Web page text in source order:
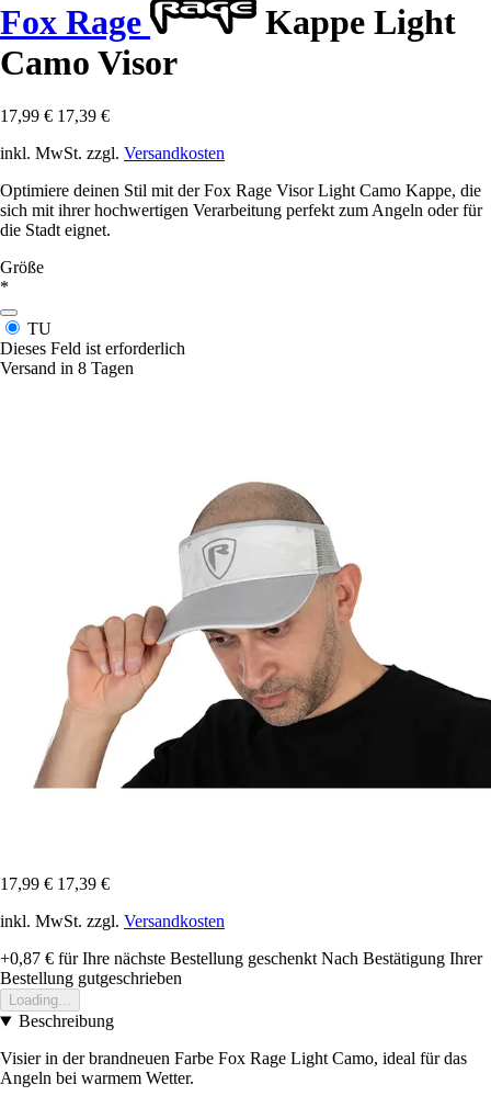
Fox Rage
Kappe Light
Camo Visor
17,99 € 17,39 €
inkl. MwSt. zzgl. Versandkosten
Optimiere deinen Stil mit der Fox Rage Visor Light Camo Kappe, die
sich mit ihrer hochwertigen Verarbeitung perfekt zum Angeln oder für
die Stadt eignet.
Größe
*
TU
Dieses Feld ist erforderlich
Versand in 8 Tagen
17,99 € 17,39 €
inkl. MwSt. zzgl. Versandkosten
+0,87 € für Ihre nächste Bestellung geschenkt Nach Bestätigung Ihrer
Bestellung gutgeschrieben
Loading...
Beschreibung
Visier in der brandneuen Farbe Fox Rage Light Camo, ideal für das
Angeln bei warmem Wetter.